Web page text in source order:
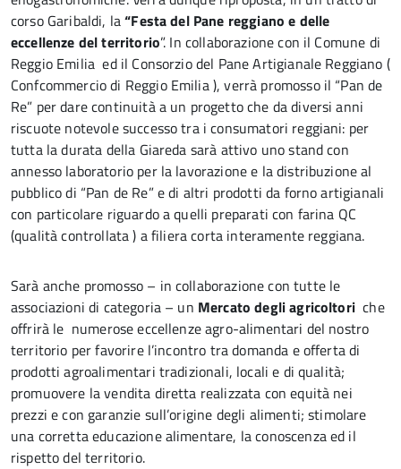
corso Garibaldi, la“Festa del Pane reggiano e delle
eccellenze del territorio”. In collaborazione con il Comune di
Reggio Emilia ed il Consorzio del Pane Artigianale Reggiano (
Confcommercio di Reggio Emilia ), verrà promosso il “Pan de
Re” per dare continuità a un progetto che da diversi anni
riscuote notevole successo tra i consumatori reggiani: per
tutta la durata della Giareda sarà attivo uno stand con
annesso laboratorio per la lavorazione e la distribuzione al
pubblico di “Pan de Re” e di altri prodotti da forno artigianali
con particolare riguardo a quelli preparati con farina QC
(qualità controllata ) a filiera corta interamente reggiana.
Sarà anche promosso – in collaborazione con tutte le
associazioni di categoria – un Mercato degli agricoltoriche
offrirà le numerose eccellenze agro-alimentari del nostro
territorio per favorire l’incontro tra domanda e offerta di
prodotti agroalimentari tradizionali, locali e di qualità;
promuovere la vendita diretta realizzata con equità nei
prezzi e con garanzie sull’origine degli alimenti; stimolare
una corretta educazione alimentare, la conoscenza ed il
rispetto del territorio.